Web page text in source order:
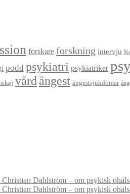
forskare forskning intervju
podd psykiatri psykiatriker
vård ångest ångestsjukdomar
Dahlström – om psykisk
Dahlström – om psykisk